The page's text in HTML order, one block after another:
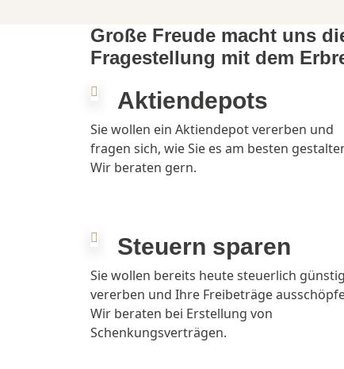
Große Freude macht uns
Fragestellung mit dem
Aktiendepots
Sie wollen ein Aktiendepot vererben und
fragen sich, wie Sie es am besten
Wir beraten gern.
Steuern sparen
Sie wollen bereits heute steuerlich günstig
vererben und Ihre Freibeträge
Wir beraten bei Erstellung von
Schenkungsverträgen.